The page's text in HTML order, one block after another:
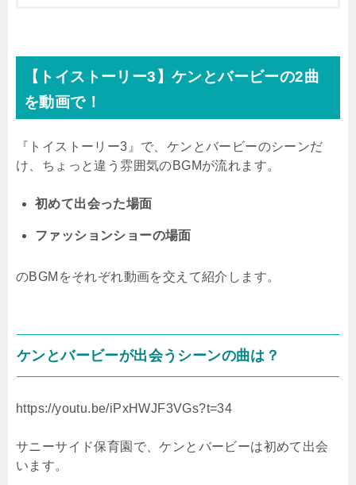
【トイストーリー3】ケンとバービーの2曲
を動画で！
『トイストーリー3』で、ケンとバービーのシーンだ
け、ちょっと違う雰囲気のBGMが流れます。
初めて出会った場面
ファッションショーの場面
のBGMをそれぞれ動画を交えて紹介します。
ケンとバービーが出会うシーンの曲は？
https://youtu.be/iPxHWJF3VGs?t=34
サニーサイド保育園で、ケンとバービーは初めて出会
います。